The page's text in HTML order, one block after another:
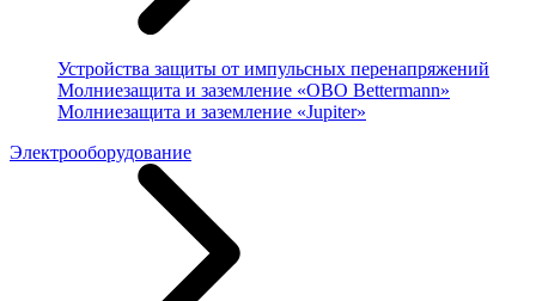
Устройства защиты от импульсных перенапряжений
Молниезащита и заземление «OBO Bettermann»
Молниезащита и заземление «Jupiter»
Электрооборудование